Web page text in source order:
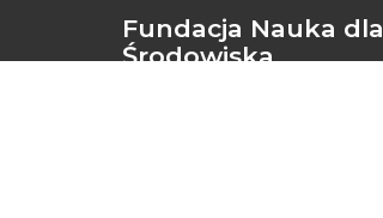
Fundacja Nauka dla
Środowiska